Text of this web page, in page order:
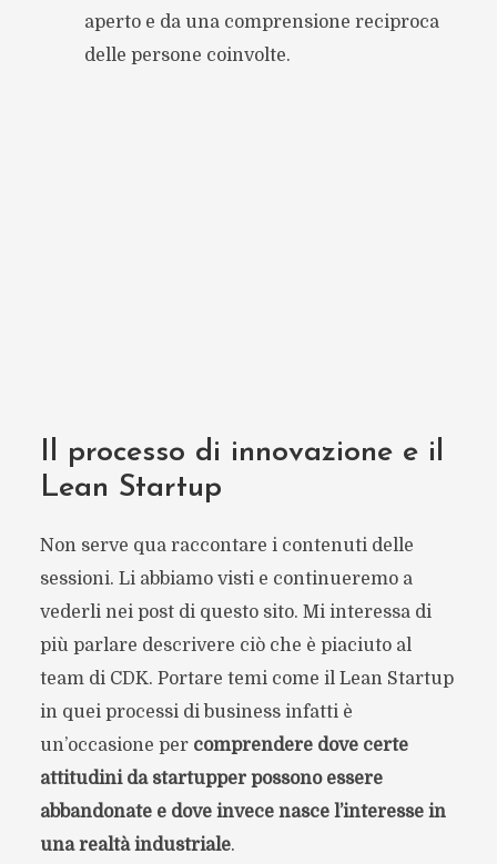
aperto e da una comprensione reciproca
delle persone coinvolte.
Il processo di innovazione e il
Lean Startup
Non serve qua raccontare i contenuti delle
sessioni. Li abbiamo visti e continueremo a
vederli nei post di questo sito. Mi interessa di
più parlare descrivere ciò che è piaciuto al
team di CDK. Portare temi come il Lean Startup
in quei processi di business infatti è
un’occasione per comprendere dove certe
attitudini da startupper possono essere
abbandonate e dove invece nasce l’interesse in
una realtà industriale.